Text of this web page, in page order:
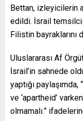
Bettan, izleyicilerin
edildi. İsrail
Filistin bayraklarını
Uluslararası Af
İsrail’in sahnede
yaptığı paylaşımda,
ve ‘apartheid’
olmamalı.”